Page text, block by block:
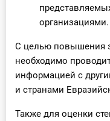
организациями.
С целью повышения
необходимо
информацией с
и странами
Также для оценки